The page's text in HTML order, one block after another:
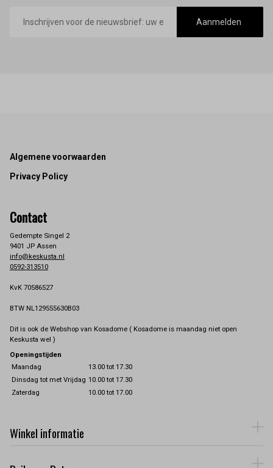
mailadres
Aanmelden
Footer
Algemene voorwaarden
Privacy Policy
Contact
Gedempte Singel 2
9401 JP Assen
info@keskusta.nl
0592-313510
KvK 70586527
BTW NL129555630B03
Dit is ook de Webshop van Kosadome ( Kosadome is maandag niet open
Keskusta wel )
Openingstijden
Maandag
13.00 tot 17.30
Dinsdag tot met Vrijdag 10.00 tot 17.30
Zaterdag
10.00 tot 17.00
Winkel informatie